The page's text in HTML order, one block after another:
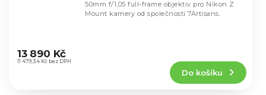
hodnocení
produktu
11 479,34 Kč bez DPH
13 890 Kč
Do košíku
50mm f/1,05 full-frame objektiv pro Nikon Z
Mount kamery od společnosti 7Artisans.